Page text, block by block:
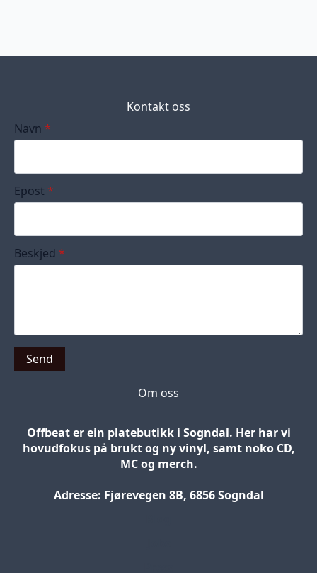
Kontakt oss
Navn *
Epost *
Beskjed *
Send
Om oss
Offbeat er ein platebutikk i Sogndal. Her har vi
hovudfokus på brukt og ny vinyl, samt noko CD,
MC og merch.
Adresse: Fjørevegen 8B, 6856 Sogndal